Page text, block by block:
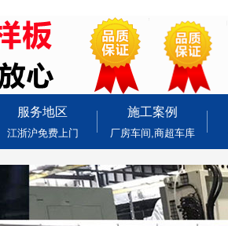
服务地区
江浙沪免费上门
施工案例
厂房车间,商超车库